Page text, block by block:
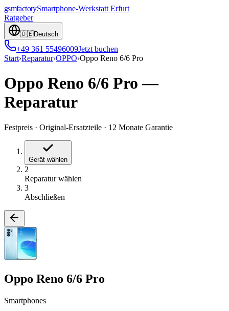
gsmfactorySmartphone-Werkstatt Erfurt
Ratgeber
🇩🇪Deutsch
+49 361 55496009Jetzt buchen
Start›Reparatur›OPPO›Oppo Reno 6/6 Pro
Oppo Reno 6/6 Pro —
Reparatur
Festpreis · Original-Ersatzteile · 12 Monate Garantie
Gerät wählen
2
Reparatur wählen
3
Abschließen
Oppo Reno 6/6 Pro
Smartphones